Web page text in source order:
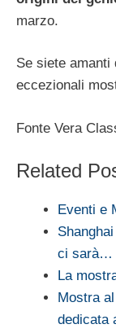
marzo.
Se siete amanti
eccezionali
Fonte Vera
Related
Eventi e
ci sarà…
La
Mostra
dedicata